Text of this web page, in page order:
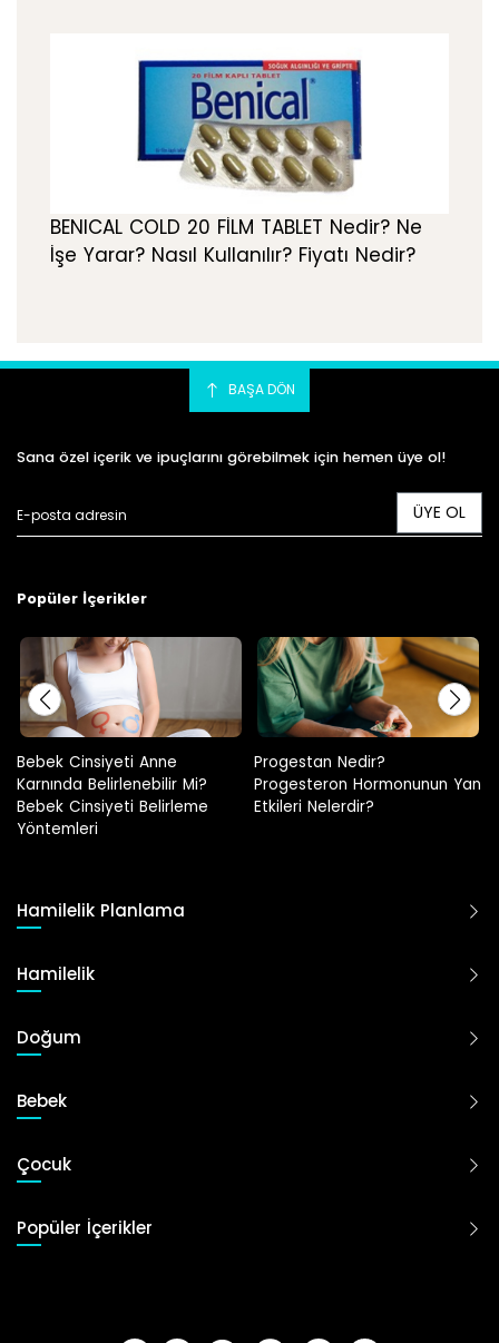
BENICAL COLD 20 FİLM TABLET Nedir? Ne
İşe Yarar? Nasıl Kullanılır? Fiyatı Nedir?
BAŞA DÖN
Sana özel içerik ve ipuçlarını görebilmek için hemen üye ol!
ÜYE OL
Popüler İçerikler
Progestan Nedir?
Progesteron Hormonunun Yan
Etkileri Nelerdir?
Hamilelikte Adet Görülür Mü?
Hamilelik Planlama
Hamilelik
Doğum
Bebek
Çocuk
Popüler İçerikler